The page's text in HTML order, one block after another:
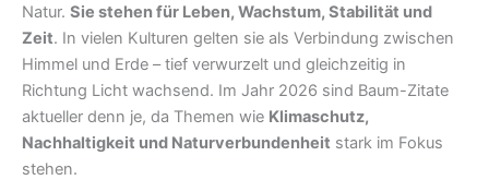
Natur. Sie stehen für Leben, Wachstum, Stabilität und
Zeit. In vielen Kulturen gelten sie als Verbindung zwischen
Himmel und Erde – tief verwurzelt und gleichzeitig in
Richtung Licht wachsend. Im Jahr 2026 sind Baum-Zitate
aktueller denn je, da Themen wie Klimaschutz,
Nachhaltigkeit und Naturverbundenheit stark im Fokus
stehen.